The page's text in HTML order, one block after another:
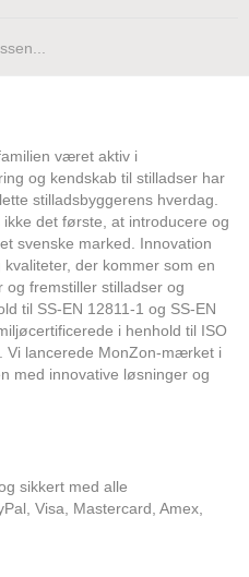
været aktiv i
og kendskab til stilladser har
stilladsbyggerens hverdag.
det første, at introducere og
svenske marked. Innovation
der kommer som en
fremstiller stilladser og
til SS-EN 12811-1 og SS-EN
i henhold til ISO
Vi lancerede MonZon-mærket i
med innovative løsninger og
sikkert med alle
Visa, Mastercard, Amex,